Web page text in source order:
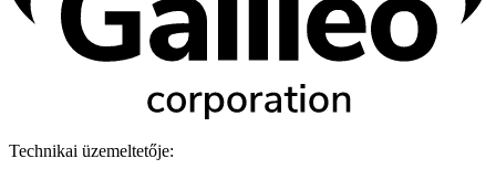
Technikai üzemeltetője: